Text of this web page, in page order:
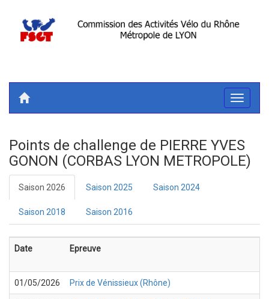
Toggle
Points de challenge de PIERRE YVES
GONON (CORBAS LYON METROPOLE)
Saison 2026 Saison 2025 Saison 2024
Saison 2018 Saison 2016
Date Epreuve
01/05/2026 Prix de Vénissieux (Rhône)